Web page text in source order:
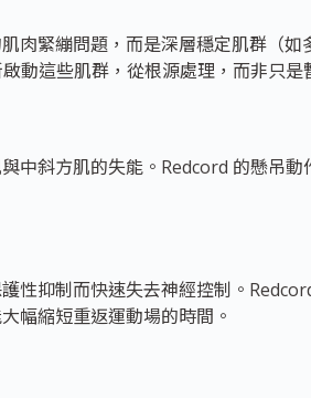
肉緊繃問題，而是深層穩定肌群（如
動這些肌群，從根源處理，而非只是
中斜方肌的失能。Redcord 的懸吊
性抑制而快速失去神經控制。
幅縮短重返運動場的時間。